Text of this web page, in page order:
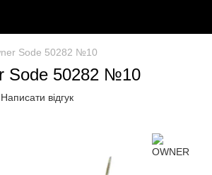
Sode 50282 №10
Sode 50282 №10
Написати відгук